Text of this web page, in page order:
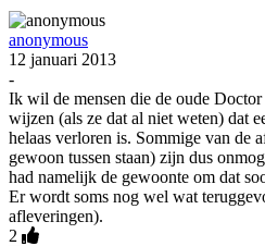
anonymous
12 januari 2013
-
Ik wil de mensen die de oude
wijzen (als ze dat al niet weten) dat
helaas verloren is. Sommige van de
gewoon tussen staan) zijn dus
had namelijk de gewoonte om dat
Er wordt soms nog wel wat
afleveringen).
2